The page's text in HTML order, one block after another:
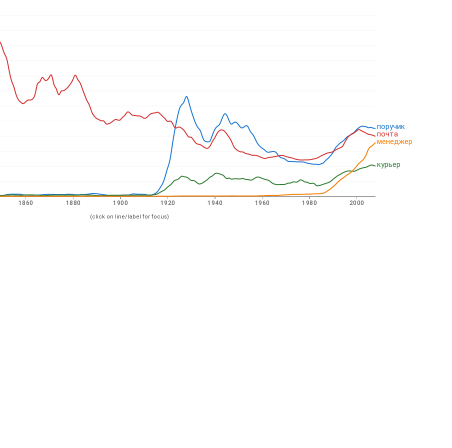
1860 1880 1900 1920 1940 1960 1980 2000
(click on line/label for focus)
поручик
почта
курьер
менеджер